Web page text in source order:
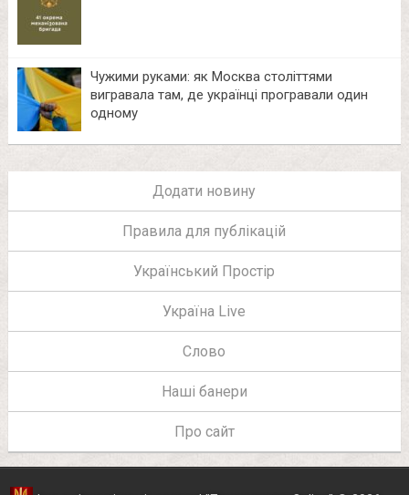
Чужими руками: як Москва століттями
вигравала там, де українці програвали один
одному
Додати новину
Правила для публікацій
Український Простір
Україна Live
Слово
Наші банери
Про сайт